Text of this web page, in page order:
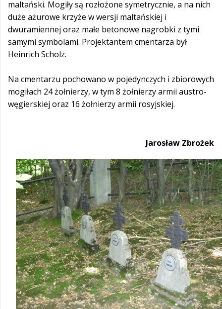
maltański. Mogiły są rozłożone symetrycznie, a na nich
duże ażurowe krzyże w wersji maltańskiej i
dwuramiennej oraz małe betonowe nagrobki z tymi
samymi symbolami. Projektantem cmentarza był
Heinrich Scholz.
Na cmentarzu pochowano w pojedynczych i zbiorowych
mogiłach 24 żołnierzy, w tym 8 żołnierzy armii austro-
węgierskiej oraz 16 żołnierzy armii rosyjskiej.
Jarosław Zbrożek